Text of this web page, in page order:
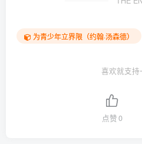
为青少年立界限（约翰·汤森德）
喜欢就支持
点赞0